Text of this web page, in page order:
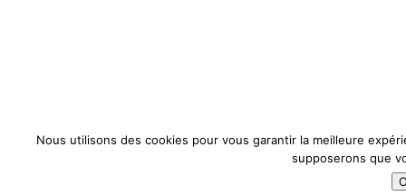
Nous utilisons des cookies pour vous garantir la meilleure
supposerons que